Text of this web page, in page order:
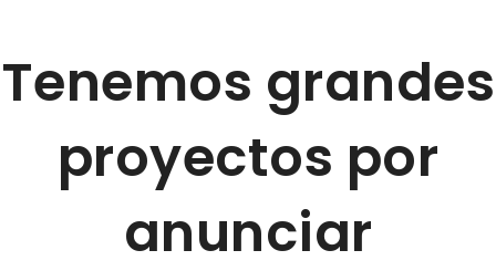
Tenemos grandes
proyectos por
anunciar